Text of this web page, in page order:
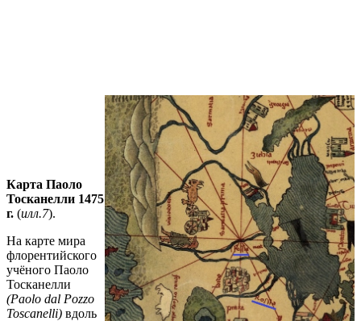
Карта Паоло
Тосканелли 1475
г. (илл.7).
На карте мира
флорентийского
учёного Паоло
Тосканелли
(Paolo dal Pozzo
Toscanelli) вдоль